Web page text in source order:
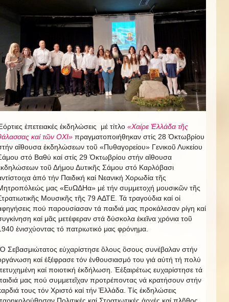
ἐπετειακές ἐκδηλώσεις μέ τίτλο «Χαίρε Ἑλλάδα τῆς
καί τῶν ΟΧΙ» πραγματοποιήθηκαν στίς 28 Ὀκτωβρίου
αἲθουσα ἐκδηλώσεων τοῦ «Πυθαγορείου» Γενικοῦ Λυκείου
στό Βαθύ καί στίς 29 Ὀκτωβρίου στήν αἲθουσα
τοῦ Δήμου Δυτικῆς Σάμου στό Καρλόβασι
ἀπό τήν Παιδική καί Νεανική Χορωδία τῆς
μας «ΕυΩΔΗα» μέ τήν συμμετοχή μουσικῶν τῆς
Μουσικῆς τῆς 79 ΑΔΤΕ. Τά τραγούδια καί οἱ
πού παρουσίασαν τά παιδιά μας προκάλεσαν ρίγη καί
καί μᾶς μετέφεραν στά δύσκολα ἐκεῖνα χρόνια τοῦ
ἐνισχύοντας τό πατριωτικό μας φρόνημα.
Σεβασμιώτατος εὐχαρίστησε ὃλους ὃσους συνέβαλαν στήν
καί ἐξέφρασε τόν ἐνθουσιασμό του γιά αὐτή τή πολύ
καί ποιοτική ἐκδήλωση. Ἐἐξαιρέτως ευχαρίστησε τά
μας πού συμμετεῖχαν προτρέποντας νά κρατήσουν στήν
τους τόν Χριστό καί τήν Ἑλλάδα. Τίς ἐκδηλώσεις